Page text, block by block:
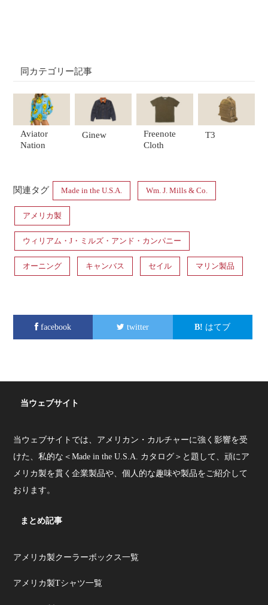
同カテゴリー記事
Aviator
Nation
Ginew
Freenote
Cloth
T3
関連タグ Made in the U.S.A. Wm. J. Mills & Co.
アメリカ製
ウィリアム・J・ミルズ・アンド・カンパニー
オーニング キャンバス セイル マリン製品
facebook twitter はてブ
当ウェブサイト
当ウェブサイトでは、アメリカン・カルチャーに強く影響を受
けた、私的な＜Made in the U.S.A. カタログ＞と題して、頑にア
メリカ製を貫く企業製品や、個人的な趣味や製品をご紹介して
おります。
まとめ記事
アメリカ製クーラーボックス一覧
アメリカ製Tシャツ一覧